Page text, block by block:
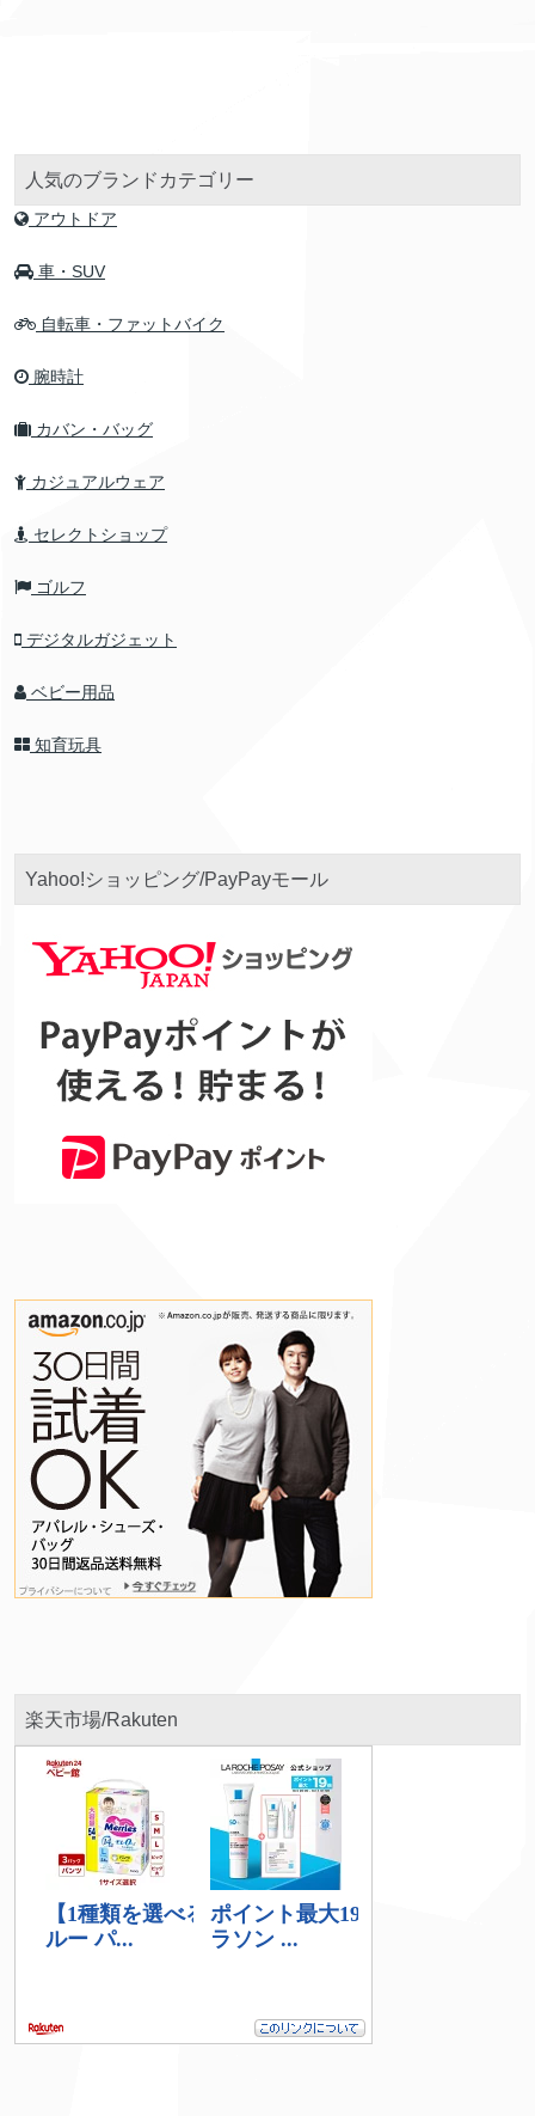
人気のブランドカテゴリー
アウトドア
車・SUV
自転車・ファットバイク
腕時計
カバン・バッグ
カジュアルウェア
セレクトショップ
ゴルフ
デジタルガジェット
ベビー用品
知育玩具
Yahoo!ショッピング/PayPayモール
楽天市場/Rakuten